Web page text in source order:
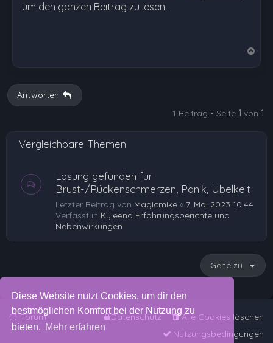
Diese Website nutzt Cookies, um dir den
bestmöglichen Komfort bei der Nutzung zu
bieten. Mehr erfahren
um den ganzen Beitrag zu lesen.
b
Antworten
1 Beitrag • Seite 1 von 1
Vergleichbare Themen
Lösung gefunden für
Brust-/Rückenschmerzen, Panik, Übelkeit
Letzter Beitrag von Magicmike « 7. Mai 2023 10:44
Verfasst in Kyleena Erfahrungsberichte und
Nebenwirkungen
Gehe zu
Forum Alle Cookies löschen
Datenschutz
Nutzungsbedingungen